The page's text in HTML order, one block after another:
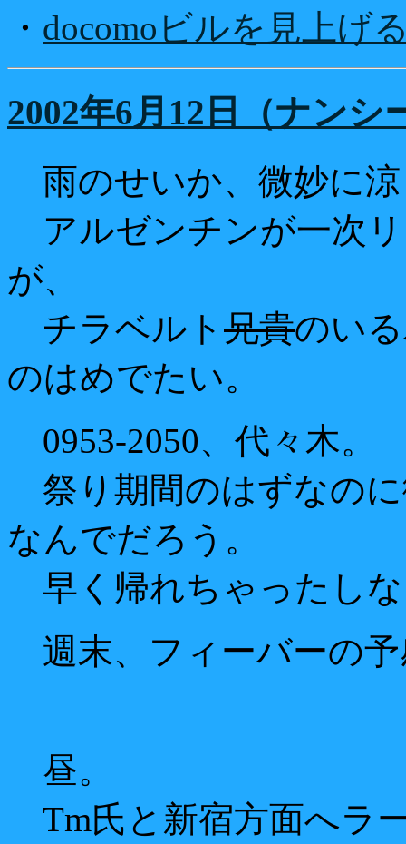
・ docomoビルを見上げ
2002年6月12日（ナンシ
雨のせいか、微妙に
アルゼンチンが一次
が、
チラベルト 兄貴のい
のはめでたい。
0953-2050、代々木。
祭り期間のはずなの
なんでだろう。
早く帰れちゃったし
週末、フィーバーの予
昼。
Tm氏と新宿方面へラ